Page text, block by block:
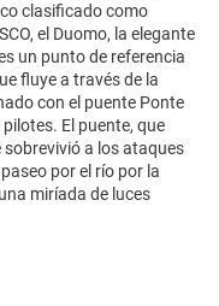
clasificado como
el Duomo, la elegante
un punto de referencia
fluye a través de la
con el puente Ponte
El puente, que
sobrevivió a los ataques
por el río por la
miríada de luces